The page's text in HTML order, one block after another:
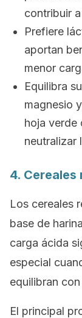
contribuir
Prefiere
aportan
menor
Equilibra
magnesio
hoja verde
neutralizar
4.
Los cereales
base de
carga ácida
especial
equilibran
El principal